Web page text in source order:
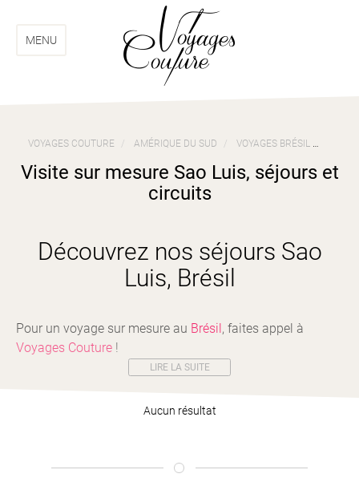
menu
contenuMENU
VOYAGES COUTURE AMÉRIQUE DU SUD VOYAGES BRÉSIL
Visite sur mesure Sao Luis, séjours et
circuits
Découvrez nos séjours Sao
Luis, Brésil
Pour un voyage sur mesure au Brésil , faites appel à
Voyages Couture !
LIRE LA SUITE
Aucun résultat